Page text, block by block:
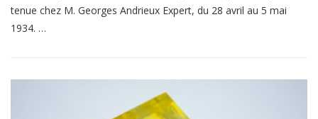
tenue chez M. Georges Andrieux Expert, du 28 avril au 5 mai
1934. …